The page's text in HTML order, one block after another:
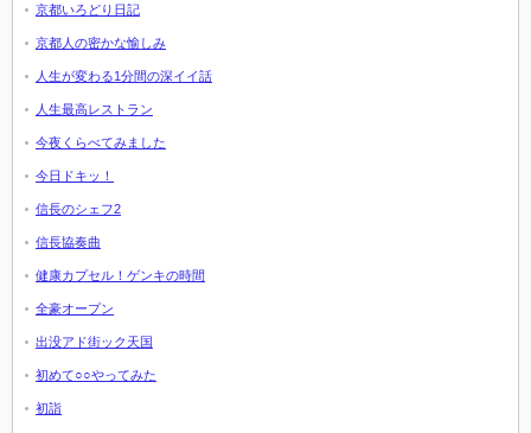
京都いろどり日記
京都人の密かな愉しみ
人生が変わる1分間の深イイ話
人生最高レストラン
今夜くらべてみました
今日ドキッ！
信長のシェフ2
信長協奏曲
健康カプセル！ゲンキの時間
全豪オープン
出没アド街ック天国
初めて○○やってみた
初詣